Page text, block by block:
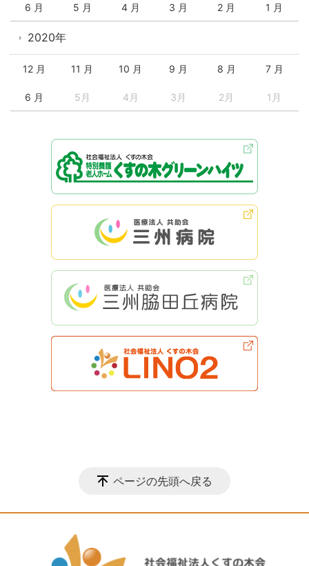
6 月 5 月 4 月 3 月 2 月 1 月
2020年
12 月 11 月 10 月 9 月 8 月 7 月
6 月 5月 4月 3月 2月 1月
ページの先頭へ戻る